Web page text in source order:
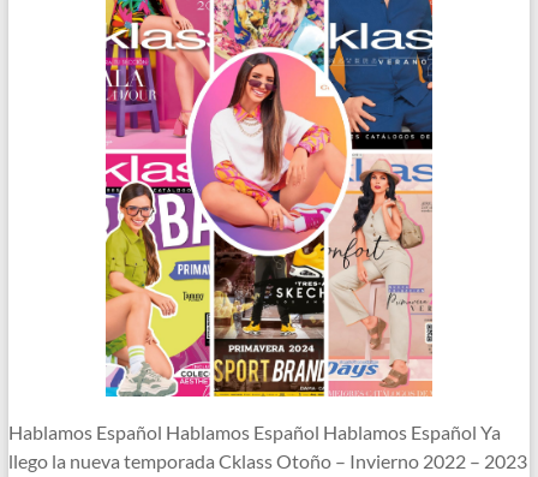
Hablamos Español Hablamos Español Hablamos Español Ya
llego la nueva temporada Cklass Otoño – Invierno 2022 – 2023